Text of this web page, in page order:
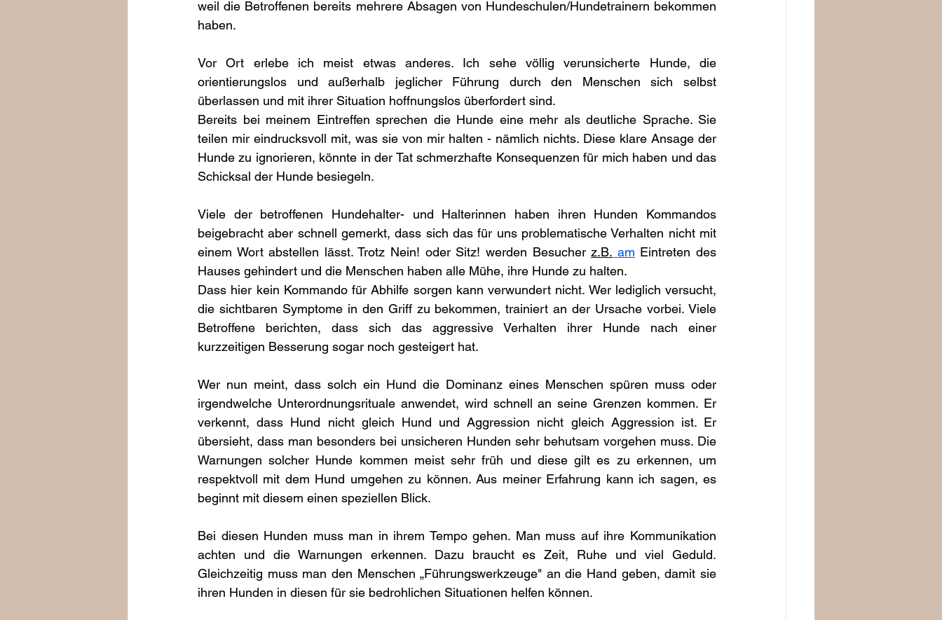
weil die Betroffenen bereits mehrere Absagen von Hundeschulen/Hundetrainern bekommen
haben.
Vor Ort erlebe ich meist etwas anderes. Ich sehe völlig verunsicherte Hunde, die
orientierungslos und außerhalb jeglicher Führung durch den Menschen sich selbst
überlassen und mit ihrer Situation hoffnungslos überfordert sind.
Bereits bei meinem Eintreffen sprechen die Hunde eine mehr als deutliche Sprache. Sie
teilen mir eindrucksvoll mit, was sie von mir halten - nämlich nichts. Diese klare Ansage der
Hunde zu ignorieren, könnte in der Tat schmerzhafte Konsequenzen für mich haben und das
Schicksal der Hunde besiegeln.
Viele der betroffenen Hundehalter- und Halterinnen haben ihren Hunden Kommandos
beigebracht aber schnell gemerkt, dass sich das für uns problematische Verhalten nicht mit
einem Wort abstellen lässt. Trotz Nein! oder Sitz! werden Besucher z.B. am Eintreten des
Hauses gehindert und die Menschen haben alle Mühe, ihre Hunde zu halten.
Dass hier kein Kommando für Abhilfe sorgen kann verwundert nicht. Wer lediglich versucht,
die sichtbaren Symptome in den Griff zu bekommen, trainiert an der Ursache vorbei. Viele
Betroffene berichten, dass sich das aggressive Verhalten ihrer Hunde nach einer
kurzzeitigen Besserung sogar noch gesteigert hat.
Wer nun meint, dass solch ein Hund die Dominanz eines Menschen spüren muss oder
irgendwelche Unterordnungsrituale anwendet, wird schnell an seine Grenzen kommen. Er
verkennt, dass Hund nicht gleich Hund und Aggression nicht gleich Aggression ist. Er
übersieht, dass man besonders bei unsicheren Hunden sehr behutsam vorgehen muss. Die
Warnungen solcher Hunde kommen meist sehr früh und diese gilt es zu erkennen, um
respektvoll mit dem Hund umgehen zu können. Aus meiner Erfahrung kann ich sagen, es
beginnt mit diesem einen speziellen Blick.
Bei diesen Hunden muss man in ihrem Tempo gehen. Man muss auf ihre Kommunikation
achten und die Warnungen erkennen. Dazu braucht es Zeit, Ruhe und viel Geduld.
Gleichzeitig muss man den Menschen „Führungswerkzeuge" an die Hand geben, damit sie
ihren Hunden in diesen für sie bedrohlichen Situationen helfen können.